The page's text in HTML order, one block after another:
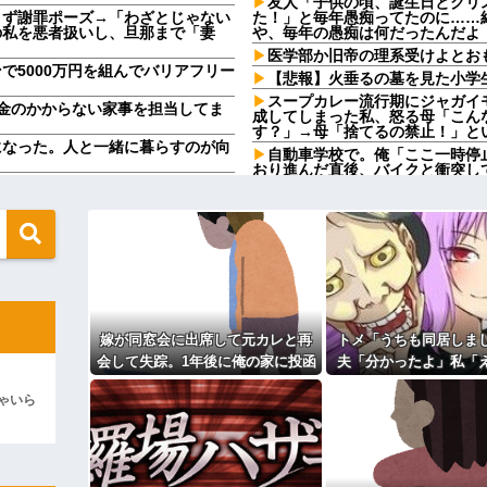
謝罪ポーズ→「わざとじゃない
を悪者扱いし、旦那まで「妻
5000万円を組んでバリアフリー
のかからない家事を担当してま
った。人と一緒に暮らすのが向
た。2年前にオタ趣味を卒業し
ったよ」私「えっ…？」→数カ月
ため熊本に行くも体調不良で病
こと挙げてけwwwwwwwww
アルファード一括で買えちゃう
タなん？w w w w w w w w w
プを作って大盛りあがり←なん
クソトメに父親不明のコトメ子
」私「〇〇じゃないですか」
た！」と毎年愚痴ってたのに……
や、毎年の愚痴は何だったんだよ
医学部か旧帝の理系受けよとお
【悲報】火垂るの墓を見た小
スープカレー流行期にジャガ
成してしまった私、怒る母「こ
す？」→母「捨てるの禁止！」と
自動車学校で。俺「ここ一時
おり進んだ直後、バイクと衝突
由→
マジでこれだけは日本製じゃ
【発見】発達っぽい奴の共通
貧乏学生だった頃に付き合っ
以上で複雑な気持ちになり…
離婚調停中のトメ発言「躾の
想で。私達夫婦は夜も眠れず主
捕して欲しい」
姪を預かって高校に通わせる
預かれと
【愕然】嫁の浮気相手がまさ
主な税金の成り立ちを調べてみ
嫁が同窓会に出席して元カレと再
会して失踪。1年後に俺の家に投函
されたものがこれ...
トメ「うちも同居しま
夫「分かったよ」私「
→数カ月後、夫が笑顔
居計画の中身にト
いら